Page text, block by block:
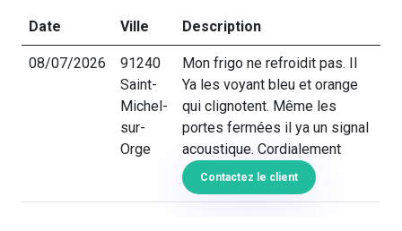
Date Ville Description
08/07/2026
91240
Saint-
Michel-
sur-
Orge
Mon frigo ne refroidit pas. Il
Ya les voyant bleu et orange
qui clignotent. Même les
portes fermées il ya un signal
acoustique. Cordialement
Contactez le client